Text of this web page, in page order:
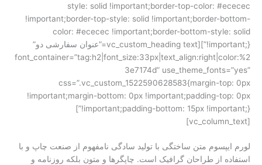
style: solid !important;border-top-color: #ececec
!important;border-top-style: solid !important;border-bottom-
color: #ececec !important;border-bottom-style: solid
!important;}”][vc_custom_heading text=”عنوان سفارشی دو”
font_container=”tag:h2|font_size:33px|text_align:right|color:%2
3e7174d” use_theme_fonts=”yes”
css=”.vc_custom_1522590628583{margin-top: 0px
!important;margin-bottom: 0px !important;padding-top: 0px
!important;padding-bottom: 15px !important;}”]
[vc_column_text]
لورم ایپسوم متن ساختگی با تولید سادگی نامفهوم از صنعت چاپ و با
استفاده از طراحان گرافیک است. چاپگرها و متون بلکه روزنامه و